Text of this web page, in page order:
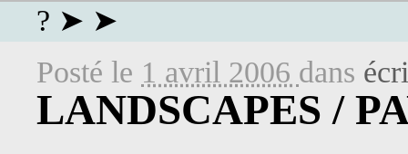
? ➤ ➤
Posté le 1 avril 2006 dans
LANDSCAPES /